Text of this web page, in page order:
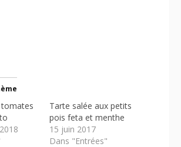
Tarte salée aux petits
pois feta et menthe
15 juin 2017
Dans "Entrées"